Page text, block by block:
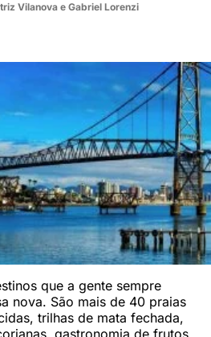
Vilanova e Gabriel Lorenzi
que a gente sempre
nova. São mais de 40 praias
trilhas de mata fechada,